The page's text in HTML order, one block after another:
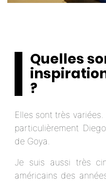
Quelles
?
Elles sont très
particulièrement
de Goya.
Je suis aussi très
américains des